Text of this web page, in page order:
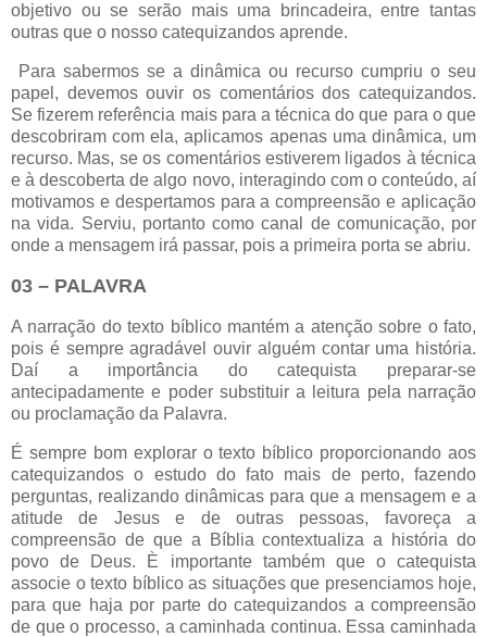
objetivo ou se serão mais uma brincadeira, entre tantas
outras que o nosso catequizandos aprende.
Para sabermos se a dinâmica ou recurso cumpriu o seu
papel, devemos ouvir os comentários dos catequizandos.
Se fizerem referência mais para a técnica do que para o que
descobriram com ela, aplicamos apenas uma dinâmica, um
recurso. Mas, se os comentários estiverem ligados à técnica
e à descoberta de algo novo, interagindo com o conteúdo, aí
motivamos e despertamos para a compreensão e aplicação
na vida. Serviu, portanto como canal de comunicação, por
onde a mensagem irá passar, pois a primeira porta se abriu.
03 – PALAVRA
A narração do texto bíblico mantém a atenção sobre o fato,
pois é sempre agradável ouvir alguém contar uma história.
Daí a importância do catequista preparar-se
antecipadamente e poder substituir a leitura pela narração
ou proclamação da Palavra.
É sempre bom explorar o texto bíblico proporcionando aos
catequizandos o estudo do fato mais de perto, fazendo
perguntas, realizando dinâmicas para que a mensagem e a
atitude de Jesus e de outras pessoas, favoreça a
compreensão de que a Bíblia contextualiza a história do
povo de Deus. È importante também que o catequista
associe o texto bíblico as situações que presenciamos hoje,
para que haja por parte do catequizandos a compreensão
de que o processo, a caminhada continua. Essa caminhada